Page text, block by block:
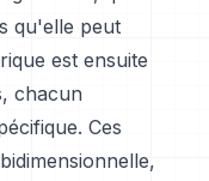
qu'elle peut
est ensuite
chacun
Ces